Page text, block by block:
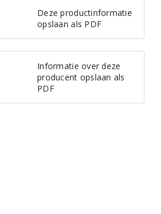
Deze productinformatie
opslaan als PDF
Informatie over deze
producent opslaan als
PDF